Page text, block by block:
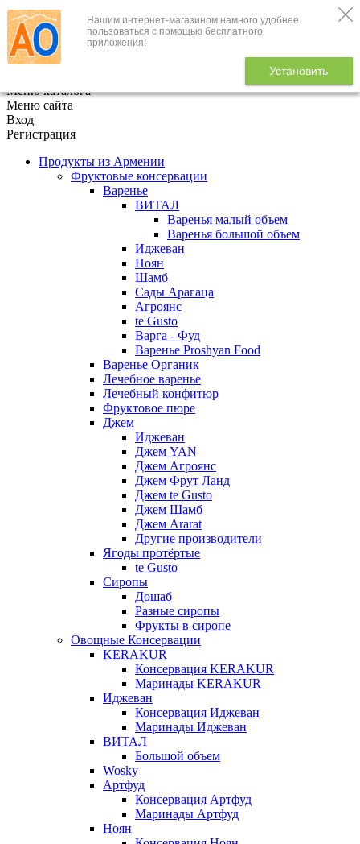
Нашим интернет-магазином намного удобнее
пользоваться с помощью бесплатного
приложения!
Установить
+7 (495) 646-888-1
В корзине
Меню каталога
Меню сайта
Вход
Регистрация
Продукты из Армении
Фруктовые консервации
Варенье
ВИТАЛ
Варенья малый объем
Варенья большой объем
Иджеван
Ноян
Шамб
Сады Арагаца
Агроянс
te Gusto
Варга - Фуд
Варенье Proshyan Food
Варенье Органик
Лечебное варенье
Лечебный конфитюр
Фруктовое пюре
Джем
Иджеван
Джем YAN
Джем Агроянс
Джем Фрут Ланд
Джем te Gusto
Джем Шамб
Джем Ararat
Другие производители
Ягоды протёртые
te Gusto
Сиропы
Дошаб
Разные сиропы
Фрукты в сиропе
Овощные Консервации
KERAKUR
Консервация KERAKUR
Маринады KERAKUR
Иджеван
Консервация Иджеван
Маринады Иджеван
ВИТАЛ
Большой объем
Wosky
Артфуд
Консервация Артфуд
Маринады Артфуд
Ноян